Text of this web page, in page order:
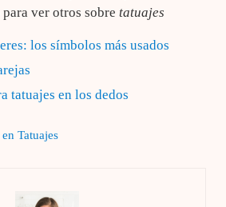
ver otros sobre tatuajes
los símbolos más usados
tatuajes en los dedos
Tatuajes